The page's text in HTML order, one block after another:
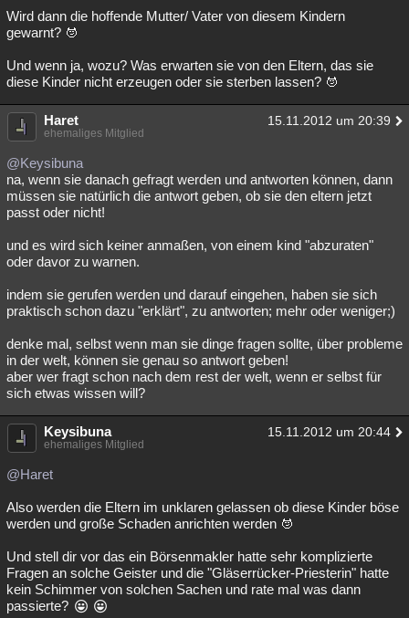
Wird dann die hoffende Mutter/ Vater von diesem Kindern
gewarnt?
Und wenn ja, wozu? Was erwarten sie von den Eltern, das sie
diese Kinder nicht erzeugen oder sie sterben lassen?
Haret 15.11.2012 um 20:39
ehemaliges Mitglied
@Keysibuna
na, wenn sie danach gefragt werden und antworten können, dann
müssen sie natürlich die antwort geben, ob sie den eltern jetzt
passt oder nicht!
und es wird sich keiner anmaßen, von einem kind "abzuraten"
oder davor zu warnen.
indem sie gerufen werden und darauf eingehen, haben sie sich
praktisch schon dazu "erklärt", zu antworten; mehr oder weniger;)
denke mal, selbst wenn man sie dinge fragen sollte, über probleme
in der welt, können sie genau so antwort geben!
aber wer fragt schon nach dem rest der welt, wenn er selbst für
sich etwas wissen will?
Keysibuna 15.11.2012 um 20:44
ehemaliges Mitglied
@Haret
Also werden die Eltern im unklaren gelassen ob diese Kinder böse
werden und große Schaden anrichten werden
Und stell dir vor das ein Börsenmakler hatte sehr komplizierte
Fragen an solche Geister und die "Gläserrücker-Priesterin" hatte
kein Schimmer von solchen Sachen und rate mal was dann
passierte?